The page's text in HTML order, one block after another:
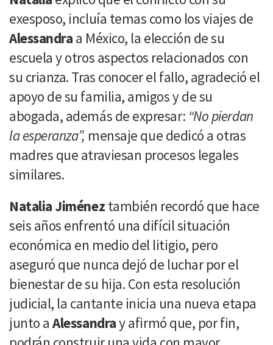
exesposo, incluía temas como los viajes de
Alessandra a México, la elección de su
escuela y otros aspectos relacionados con
su crianza. Tras conocer el fallo, agradeció el
apoyo de su familia, amigos y de su
abogada, además de expresar: “No pierdan
la esperanza”, mensaje que dedicó a otras
madres que atraviesan procesos legales
similares.
Natalia Jiménez también recordó que hace
seis años enfrentó una difícil situación
económica en medio del litigio, pero
aseguró que nunca dejó de luchar por el
bienestar de su hija. Con esta resolución
judicial, la cantante inicia una nueva etapa
junto aAlessandray afirmó que, por fin,